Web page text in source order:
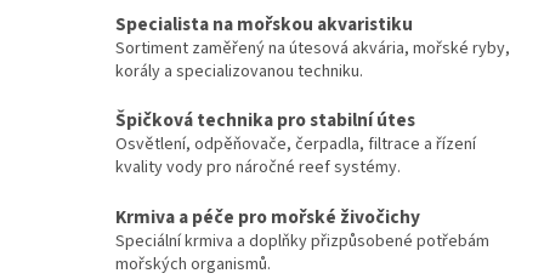
Specialista na mořskou akvaristiku
Sortiment zaměřený na útesová akvária, mořské ryby,
korály a specializovanou techniku.
Špičková technika pro stabilní útes
Osvětlení, odpěňovače, čerpadla, filtrace a řízení
kvality vody pro náročné reef systémy.
Krmiva a péče pro mořské živočichy
Speciální krmiva a doplňky přizpůsobené potřebám
mořských organismů.